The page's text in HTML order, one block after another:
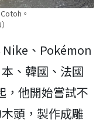
。
Nike、Pokémon
、韓國、法國
，他開始嘗試不
頭，製作成雕